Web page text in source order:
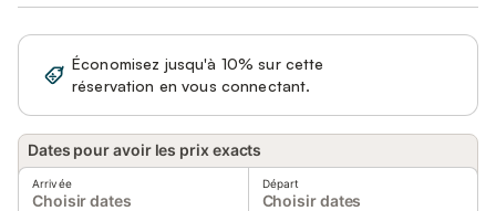
Économisez jusqu'à 10% sur cette
réservation en vous connectant.
Dates pour avoir les prix exacts
Arrivée
Choisir dates
Départ
Choisir dates